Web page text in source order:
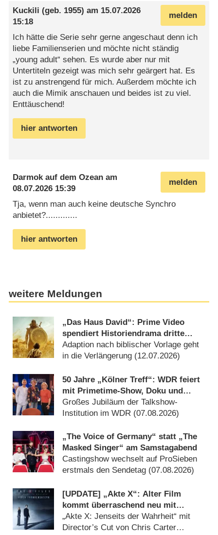
melden
Kuckili (geb. 1955) am 15.07.2026
15:18
Ich hätte die Serie sehr gerne angeschaut denn ich
liebe Familienserien und möchte nicht ständig
„young adult“ sehen. Es wurde aber nur mit
Untertiteln gezeigt was mich sehr geärgert hat. Es
ist zu anstrengend für mich. Außerdem möchte ich
auch die Mimik anschauen und beides ist zu viel.
Enttäuschend!
hier antworten
melden
Darmok auf dem Ozean am
08.07.2026 15:39
Tja, wenn man auch keine deutsche Synchro
anbietet?.............
hier antworten
weitere Meldungen
„Das Haus David“: Prime Video
spendiert Historiendrama dritte
Staffel
Adaption nach biblischer Vorlage geht
in die Verlängerung (12.07.2026)
50 Jahre „Kölner Treff“: WDR feiert
mit Primetime-Show, Doku und
Rückblicken
Großes Jubiläum der Talkshow-
Institution im WDR (07.08.2026)
„The Voice of Germany“ statt „The
Masked Singer“ am Samstagabend
Castingshow wechselt auf ProSieben
erstmals den Sendetag (07.08.2026)
[UPDATE] „Akte X“: Alter Film
kommt überraschend neu mit
deutlich mehr Horror
„Akte X: Jenseits der Wahrheit“ mit
Director’s Cut von Chris Carter